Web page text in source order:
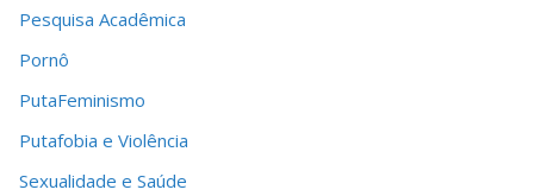
Pesquisa Acadêmica
Pornô
PutaFeminismo
Putafobia e Violência
Sexualidade e Saúde